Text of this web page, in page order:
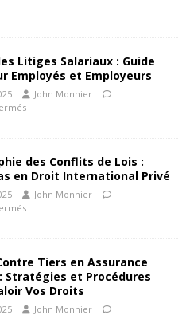
Litiges Salariaux : Guide
Employés et Employeurs
John Monnier
des Conflits de Lois :
en Droit International Privé
John Monnier
Tiers en Assurance
Stratégies et Procédures
Vos Droits
John Monnier